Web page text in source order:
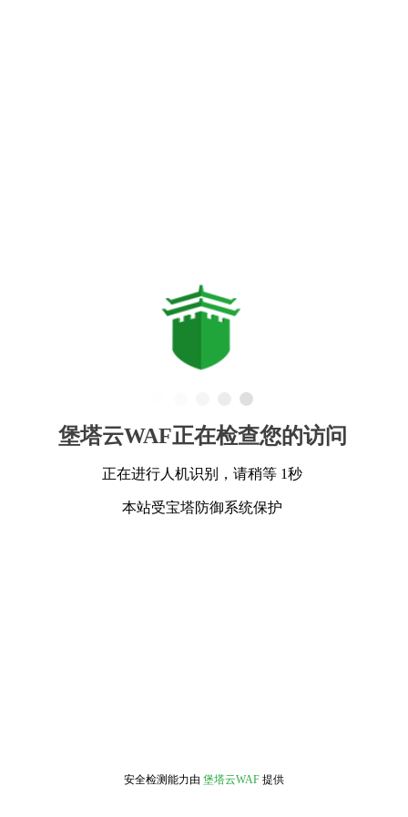
堡塔云WAF正在检查您的访问
正在进行人机识别，请稍等 1秒
本站受宝塔防御系统保护
安全检测能力由 堡塔云WAF 提供